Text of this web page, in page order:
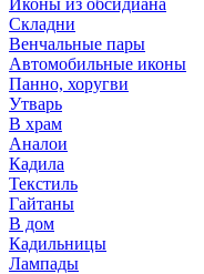
Иконы из обсидиана
Складни
Венчальные пары
Автомобильные иконы
Панно, хоругви
Утварь
В храм
Аналои
Кадила
Текстиль
Гайтаны
В дом
Кадильницы
Лампады